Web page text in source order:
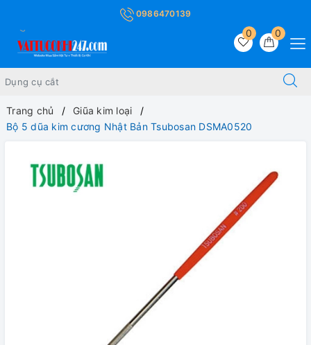
0986470139
0
0
Trang chủ
Giũa kim loại
Bộ 5 dũa kim cương Nhật Bản Tsubosan DSMA0520